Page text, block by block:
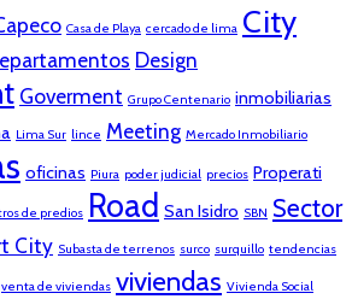
Casa de Playa cercado de lima City
Design
Goverment Grupo Centenario inmobiliarias
Lima Sur lince Meeting Mercado Inmobiliario
oficinas Piura poder judicial precios Properati
de predios Road San Isidro SBN Sector
City Subasta de terrenos surco surquillo tendencias
venta de viviendas viviendas Vivienda Social